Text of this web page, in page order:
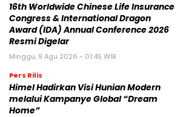
16th Worldwide Chinese Life Insurance
Congress & International Dragon
Award (IDA) Annual Conference 2026
Resmi Digelar
Minggu, 9 Agu 2026 - 01:45 WIB
Pers Rilis
Himel Hadirkan Visi Hunian Modern
melalui Kampanye Global “Dream
Home”